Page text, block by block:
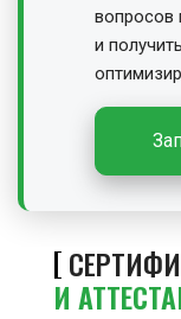
вопросов
и получить
И